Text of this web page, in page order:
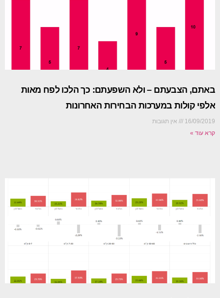
באתם, הצבעתם – ולא השפעתם: כך הלכו לפח מאות
אלפי קולות במערכות הבחירות האחרונות
16/09/2019
אין תגובות
קרא עוד »